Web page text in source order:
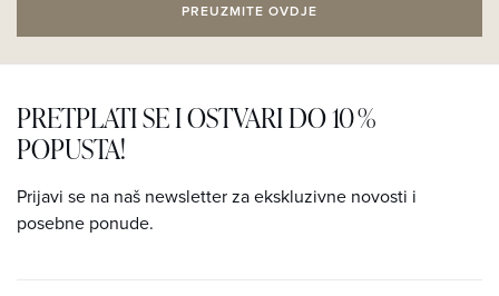
PREUZMITE OVDJE
PRETPLATI SE I OSTVARI DO 10 %
POPUSTA!
Prijavi se na naš newsletter za ekskluzivne novosti i
posebne ponude.